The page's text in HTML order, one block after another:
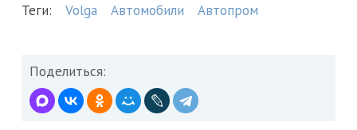
Теги: Volga Автомобили Автопром
Поделиться: